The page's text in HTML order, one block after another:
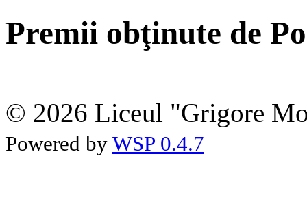
Premii obţinute de
© 2026 Liceul "Grigore
Powered by WSP 0.4.7